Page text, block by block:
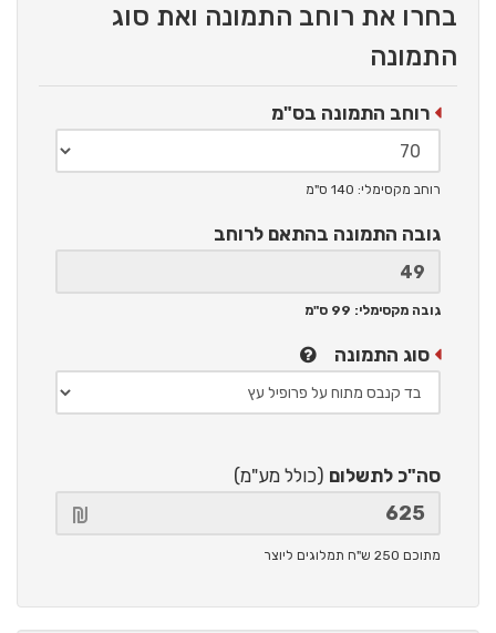
בחרו את רוחב התמונה ואת סוג
התמונה
רוחב התמונה בס"מ
רוחב מקסימלי: 140 ס"מ
גובה התמונה בהתאם לרוחב
גובה מקסימלי: 99 ס"מ
סוג התמונה
סה"כ לתשלום (כולל מע"מ)
מתוכם 250 ש"ח תמלוגים ליוצר